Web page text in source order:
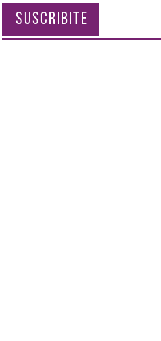
SUSCRIBITE